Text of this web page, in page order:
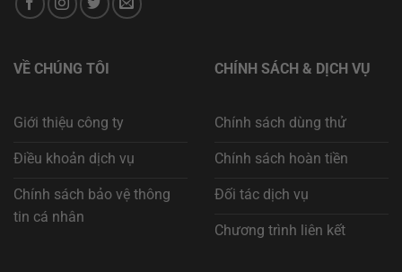
VỀ CHÚNG TÔI
Giới thiệu công ty
Điều khoản dịch vụ
Chính sách bảo vệ thông
tin cá nhân
CHÍNH SÁCH & DỊCH VỤ
Chính sách dùng thử
Chính sách hoàn tiền
Đối tác dịch vụ
Chương trình liên kết